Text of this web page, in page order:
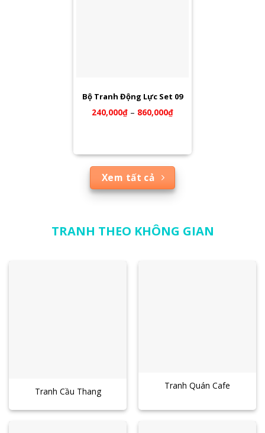
Bộ Tranh Động Lực Set 09
240,000₫ – 860,000₫
Xem tất cả
TRANH THEO KHÔNG GIAN
Tranh Cầu Thang
Tranh Quán Cafe